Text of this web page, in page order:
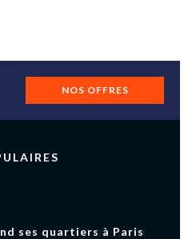
NOS OFFRES
ses quartiers à Paris